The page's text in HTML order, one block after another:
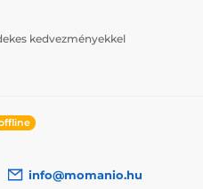
kedvezményekkel
info@momanio.hu